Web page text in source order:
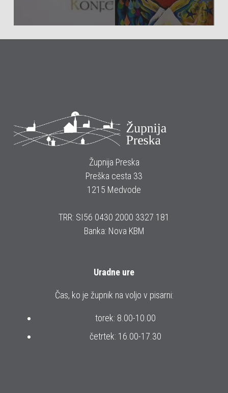
Župnija Preska
Preška cesta 33
1215 Medvode
TRR: SI56 0430 2000 3327 181
Banka: Nova KBM
Uradne ure
Čas, ko je župnik na voljo v pisarni:
torek: 8.00-10.00
četrtek: 16.00-17.30